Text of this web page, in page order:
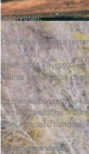
Iedzīvotāji:
Ozolaines pagasta
01.01.2018. ir 1959 [
Maltas un Silmalas
Ozolaines pagastā no
neizvēlētā tautība –
0,3%, vāciešu tautības
Apdzīvotas vietas: